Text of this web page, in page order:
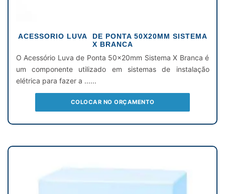
ACESSORIO LUVA DE PONTA 50X20MM SISTEMA
X BRANCA
O Acessório Luva de Ponta 50x20mm Sistema X Branca é
um componente utilizado em sistemas de instalação
elétrica para fazer a ......
COLOCAR NO ORÇAMENTO